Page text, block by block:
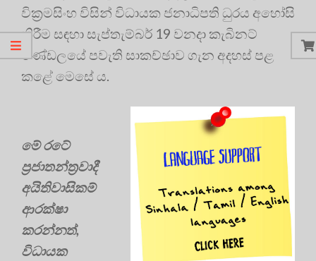
වික්‍රමසිංහ විසින් විධායක ජනාධිපති ධුරය අහෝසි
කිරීම සඳහා සැප්තැම්බර් 19 වනදා කැබිනට්
මණ්ඩලයේ පවැති සාකච්ඡාව ගැන අදහස් පළ
කළේ මෙසේ ය.
මේ රටේ
ප්‍රජාතන්ත්‍රවාදී
අයිතිවාසිකම්
ආරක්ෂා
කරන්නත්,
විධායක